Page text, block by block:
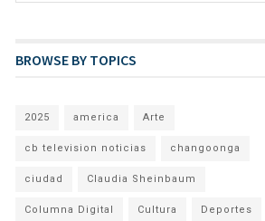
BROWSE BY TOPICS
2025 america Arte
cb television noticias changoonga
ciudad Claudia Sheinbaum
Columna Digital Cultura Deportes